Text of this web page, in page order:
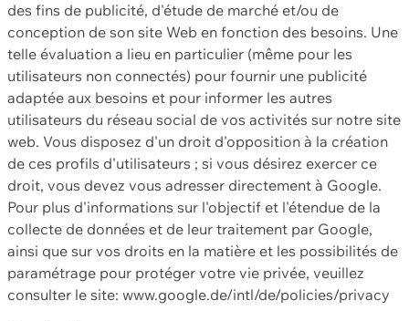
des fins de publicité, d'étude de marché et/ou de
conception de son site Web en fonction des besoins. Une
telle évaluation a lieu en particulier (même pour les
utilisateurs non connectés) pour fournir une publicité
adaptée aux besoins et pour informer les autres
utilisateurs du réseau social de vos activités sur notre site
web. Vous disposez d'un droit d'opposition à la création
de ces profils d'utilisateurs ; si vous désirez exercer ce
droit, vous devez vous adresser directement à Google.
Pour plus d'informations sur l'objectif et l'étendue de la
collecte de données et de leur traitement par Google,
ainsi que sur vos droits en la matière et les possibilités de
paramétrage pour protéger votre vie privée, veuillez
consulter le site: www.google.de/intl/de/policies/privacy